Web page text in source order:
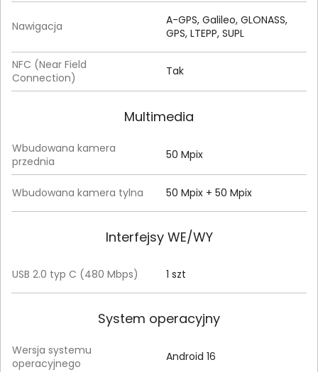
Nawigacja
A-GPS, Galileo, GLONASS,
GPS, LTEPP, SUPL
NFC (Near Field
Connection)
Tak
Multimedia
Wbudowana kamera
przednia
50 Mpix
Wbudowana kamera tylna 50 Mpix + 50 Mpix
Interfejsy WE/WY
USB 2.0 typ C (480 Mbps) 1 szt
System operacyjny
Wersja systemu
operacyjnego
Android 16